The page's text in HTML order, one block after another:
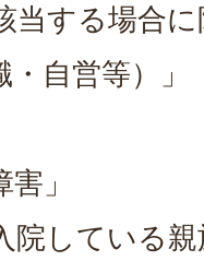
当する場合
自営等）」
」
院している